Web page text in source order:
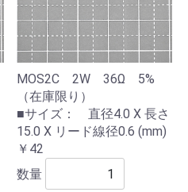
MOS2C 2W 36Ω 5%
（在庫限り）
■サイズ： 直径4.0 X 長さ
15.0 X リード線径0.6 (mm)
￥42
数量